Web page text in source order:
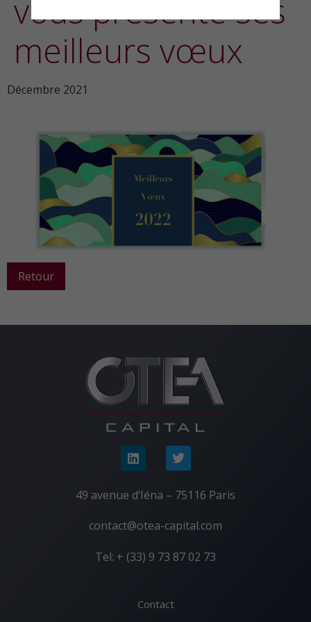
vous présente ses
meilleurs vœux
Décembre 2021
Retour
49 avenue d’Iéna – 75116 Paris
contact@otea-capital.com
Tel: + (33) 9 73 87 02 73
Contact